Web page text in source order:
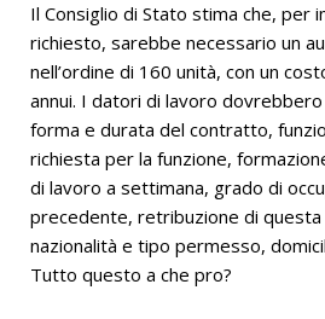
Il Consiglio di Stato stima che, per
richiesto, sarebbe necessario un
nell’ordine di 160 unità, con un
annui. I datori di lavoro
forma e durata del contratto,
richiesta per la funzione,
di lavoro a settimana, grado di
precedente, retribuzione di
nazionalità e tipo permesso,
Tutto questo a che pro?